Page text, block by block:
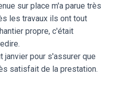
sur place m'a parue très
les travaux ils ont tout
propre, c'était
janvier pour s'assurer que
satisfait de la prestation.